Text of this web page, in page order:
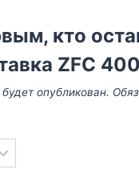
кто
ZFC
опубликован.